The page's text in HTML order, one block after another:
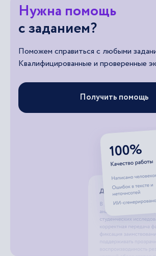
Нужна помощь
с заданием?
Поможем справиться с любыми
Квалифицированные и проверенные
Получить помощь